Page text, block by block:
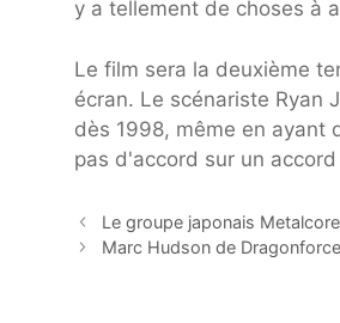
y a tellement de choses à
Le film sera la deuxième
écran. Le scénariste Ryan
dès 1998, même en ayant
pas d'accord sur un
Le groupe japonais
Marc Hudson de